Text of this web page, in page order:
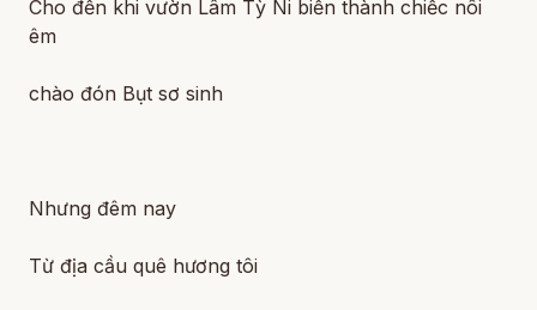
Cho đến khi vườn Lâm Tỳ Ni biến thành chiếc nôi
êm
chào đón Bụt sơ sinh
Nhưng đêm nay
Từ địa cầu quê hương tôi